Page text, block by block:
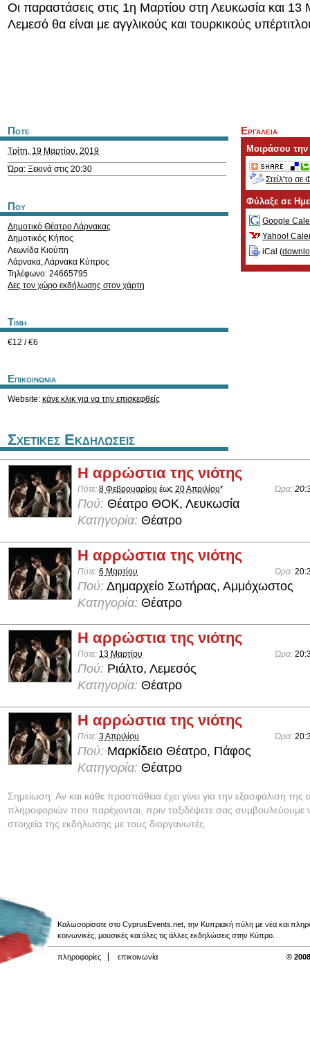
Οι παραστάσεις στις 1η Μαρτίου στη Λευκωσία και 13
Λεμεσό θα είναι με αγγλικούς και τουρκικούς
Ποτε
Τρίτη, 19 Μαρτίου, 2019
Ώρα: Ξεκινά στις 20:30
Που
Δημοτικό Θέατρο Λάρνακας
Δημοτικός Κήπος
Λεωνίδα Κιούπη
Λάρνακα,Λάρνακα Κύπρος
Τηλέφωνο: 24665795
Δες τον χώρο εκδήλωσης στον χάρτη
Τιμη
€12 / €6
Επικοινωνια
Website: κάνε κλικ για να την επισκεφθείς
Εργαλεια
Μοιράσου
Στείλ'το σε
Φύλαξε σε
Google
Yahoo!
iCal (
Σχετικες Εκδηλωσεις
Η αρρώστια της νιότης
Πότε: 8 Φεβρουαρίου έως 20 Απριλίου* Ώρα:
Πού: Θέατρο ΘΟΚ, Λευκωσία
Κατηγορία: Θέατρο
Η αρρώστια της νιότης
Πότε: 6 Μαρτίου Ώρα:
Πού: Δημαρχείο Σωτήρας, Αμμόχωστος
Κατηγορία: Θέατρο
Η αρρώστια της νιότης
Πότε: 13 Μαρτίου Ώρα:
Πού: Ριάλτο, Λεμεσός
Κατηγορία: Θέατρο
Η αρρώστια της νιότης
Πότε: 3 Απριλίου Ώρα:
Πού: Μαρκίδειο Θέατρο, Πάφος
Κατηγορία: Θέατρο
Σημείωση: Αν και κάθε προσπάθεια έχει γίνει για την εξασφάλιση της
πληροφοριών που παρέχονται, πριν ταξιδέψετε σας συμβουλεύουμε
στοιχεία της εκδήλωσης με τους διοργανωτές.
Καλωσορίσατε στο CyprusEvents.net, την Κυπριακή πύλη με νέα και
κοινωνικές, μουσικές και όλες τις άλλες εκδηλώσεις στην Κύπρο.
πληροφορίες επικοινωνία ©